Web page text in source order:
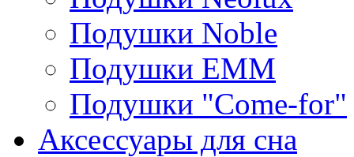
Подушки Noble
Подушки ЕММ
Подушки "Come-for"
Аксессуары для сна